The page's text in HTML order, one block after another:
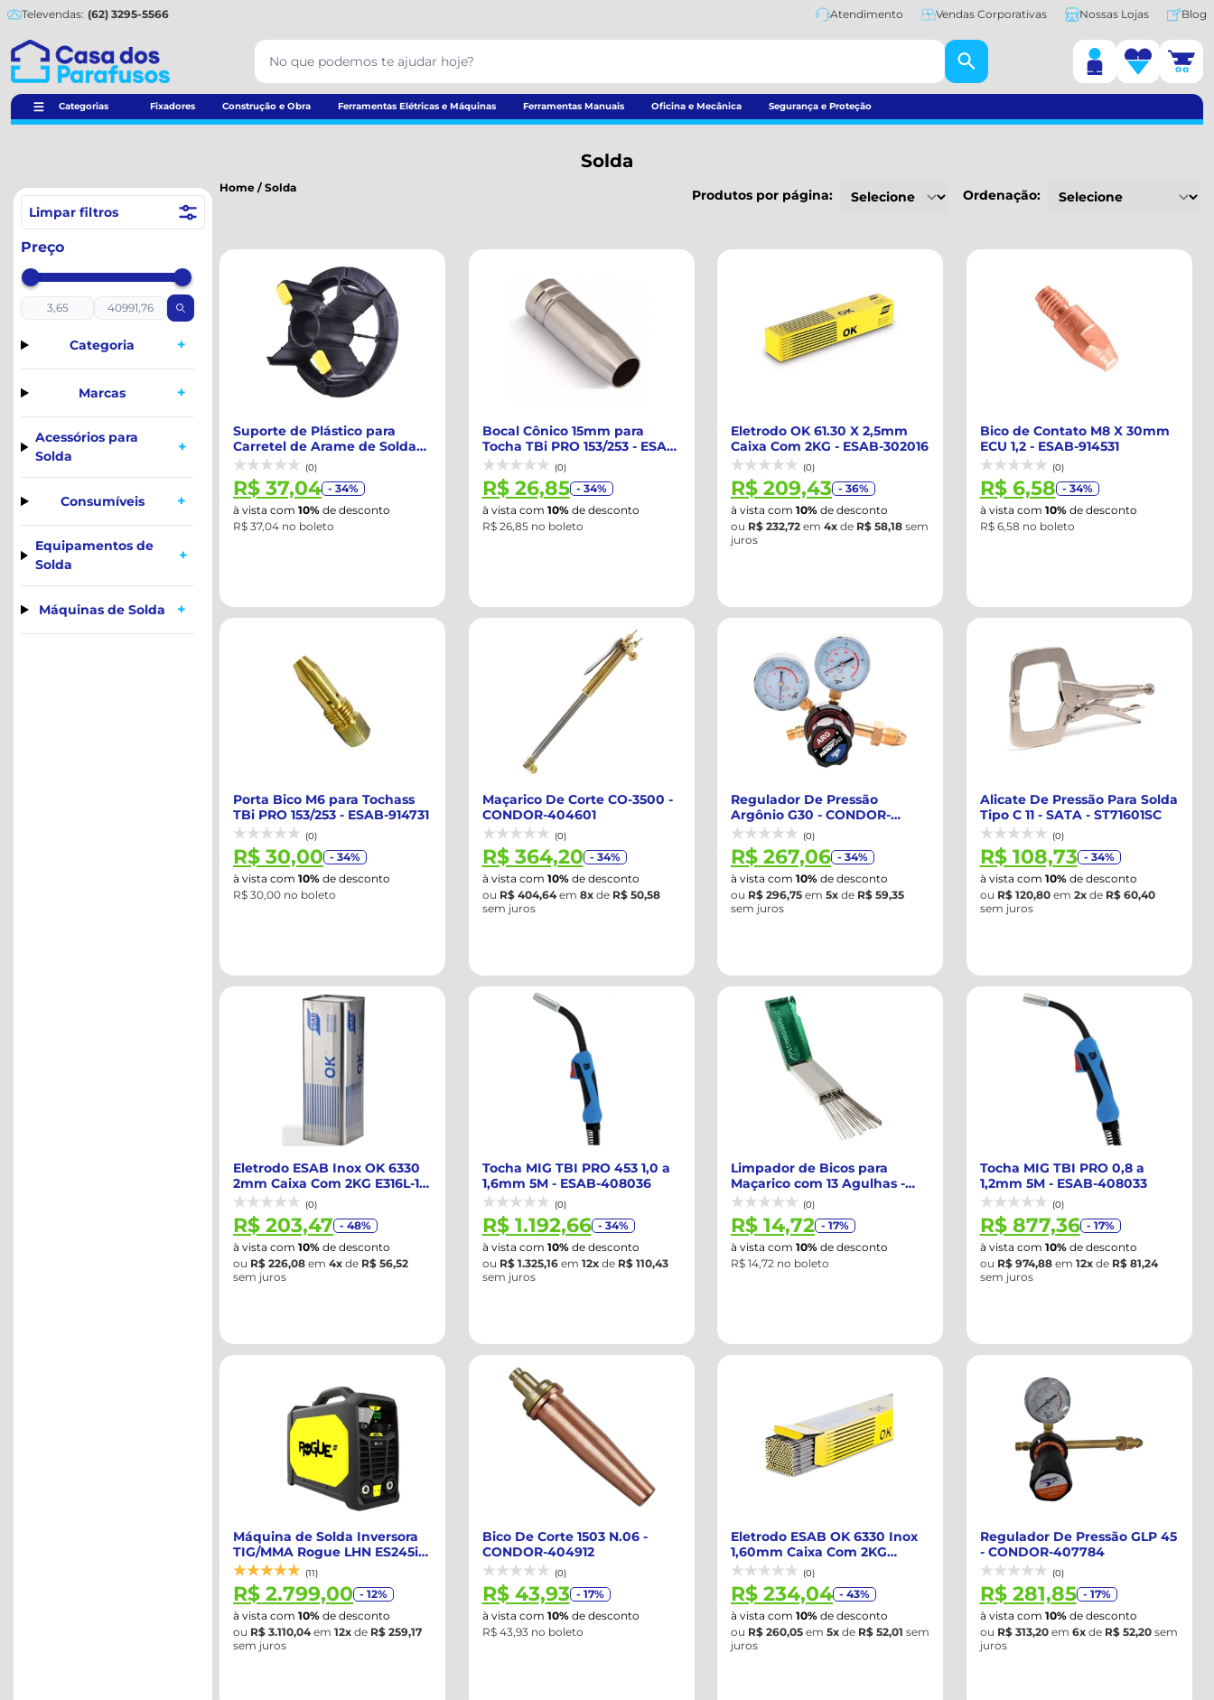
Televendas: (62) 3295-5566 Atendimento Vendas Corporativas Nossas Lojas Blog
Categorias Fixadores Construção e Obra Ferramentas Elétricas e Máquinas Ferramentas Manuais Oficina e Mecânica Segurança e Proteção
Solda
Limpar filtros
Preço
Categoria +
Marcas +
Acessórios para
Solda
+
Consumíveis +
Equipamentos de
Solda
+
Máquinas de Solda +
Home / Solda Produtos por página: Ordenação:
Suporte de Plástico para
Carretel de Arame de Solda
22x22cm ...
(0)
R$ 37,04 - 34%
à vista com 10% de desconto
R$ 37,04 no boleto
Bocal Cônico 15mm para
Tocha TBi PRO 153/253 - ESAB-
914686
(0)
R$ 26,85 - 34%
à vista com 10%de desconto
R$ 26,85 no boleto
Eletrodo OK 61.30 X 2,5mm
Caixa Com 2KG - ESAB-302016
(0)
R$ 209,43 - 36%
à vista com 10% de desconto
ou R$ 232,72 em 4x de R$ 58,18 sem
juros
Bico de Contato M8 X 30mm
ECU 1,2 - ESAB-914531
(0)
R$ 6,58 - 34%
à vista com 10%de desconto
R$ 6,58 no boleto
Porta Bico M6 para Tochass
TBi PRO 153/253 - ESAB-914731
(0)
R$ 30,00 - 34%
à vista com 10% de desconto
R$ 30,00 no boleto
Maçarico De Corte CO-3500 -
CONDOR-404601
(0)
R$ 364,20 - 34%
à vista com 10%de desconto
ou R$ 404,64em 8xde R$ 50,58
sem juros
Regulador De Pressão
Argônio G30 - CONDOR-
407785
(0)
R$ 267,06 - 34%
à vista com 10% de desconto
ou R$ 296,75 em 5x de R$ 59,35
sem juros
Alicate De Pressão Para Solda
Tipo C 11 - SATA - ST71601SC
(0)
R$ 108,73 - 34%
à vista com 10%de desconto
ou R$ 120,80em 2xde R$ 60,40
sem juros
Eletrodo ESAB Inox OK 6330
2mm Caixa Com 2KG E316L-17
-ESAB-...
(0)
R$ 203,47 - 48%
à vista com 10% de desconto
ou R$ 226,08 em 4x de R$ 56,52
sem juros
Tocha MIG TBI PRO 453 1,0 a
1,6mm 5M - ESAB-408036
(0)
R$ 1.192,66 - 34%
à vista com 10%de desconto
ou R$ 1.325,16em 12xde R$ 110,43
sem juros
Limpador de Bicos para
Maçarico com 13 Agulhas -
CARBOGRAFIT...
(0)
R$ 14,72 - 17%
à vista com 10% de desconto
R$ 14,72 no boleto
Tocha MIG TBI PRO 0,8 a
1,2mm 5M - ESAB-408033
(0)
R$ 877,36 - 17%
à vista com 10%de desconto
ou R$ 974,88em 12xde R$ 81,24
sem juros
Máquina de Solda Inversora
TIG/MMA Rogue LHN ES245i
200A 220... (11)
R$ 2.799,00 - 12%
à vista com 10% de desconto
ou R$ 3.110,04em 12x de R$ 259,17
sem juros
Bico De Corte 1503 N.06 -
CONDOR-404912
(0)
R$ 43,93 - 17%
à vista com 10%de desconto
R$ 43,93 no boleto
Eletrodo ESAB OK 6330 Inox
1,60mm Caixa Com 2KG
E316L-17 - E...
(0)
R$ 234,04 - 43%
à vista com 10% de desconto
ou R$ 260,05 em 5x de R$ 52,01 sem
juros
Regulador De Pressão GLP 45
- CONDOR-407784
(0)
R$ 281,85 - 17%
à vista com 10%de desconto
ou R$ 313,20em 6xde R$ 52,20sem
juros